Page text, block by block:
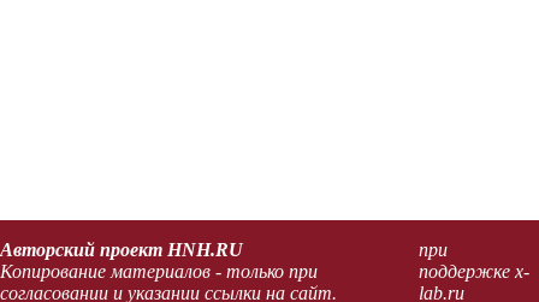
Авторский проект HNH.RU
Копирование материалов - только при
согласовании и указании ссылки на сайт.
при
поддержке x-
lab.ru